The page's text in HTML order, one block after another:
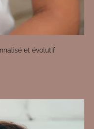
et évolutif